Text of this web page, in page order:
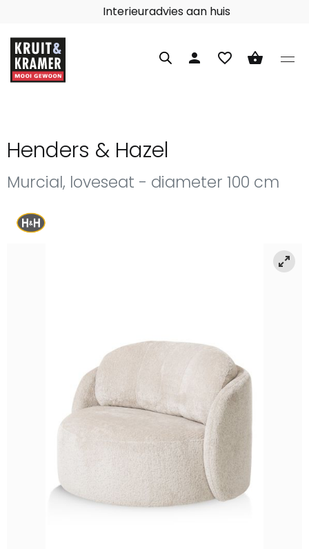
Interieuradvies aan huis
person favorite_border shopping_basket
Henders & Hazel
Murcial, loveseat - diameter 100 cm